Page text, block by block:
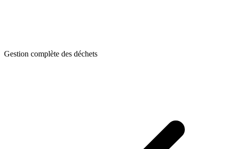
Gestion complète des déchets